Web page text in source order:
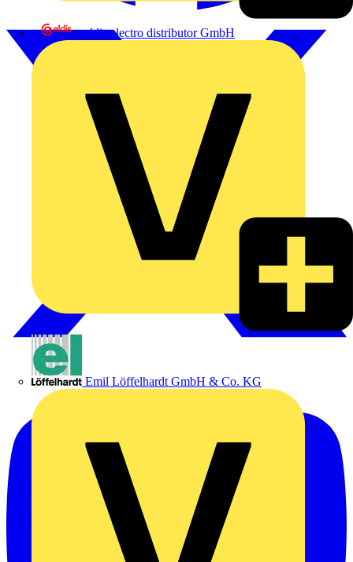
eldis electro distributor GmbH
Emil Löffelhardt GmbH & Co. KG